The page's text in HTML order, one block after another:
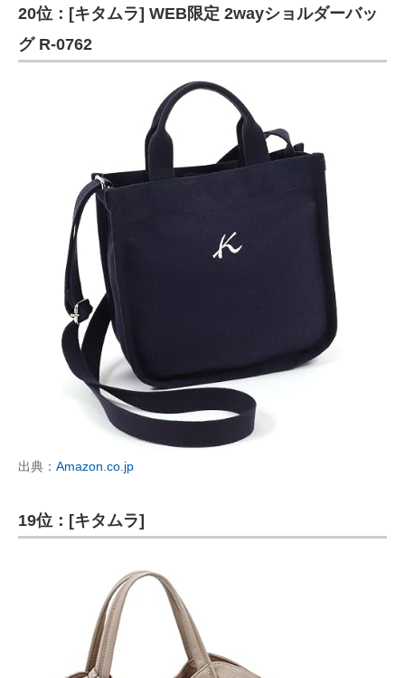
20位：[キタムラ] WEB限定 2wayショルダーバッ
グ R-0762
出典： Amazon.co.jp
19位：[キタムラ]